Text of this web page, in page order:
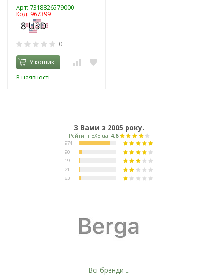
Арт: 7318826579000
Код: 967399
0
У кошик
В наявності
З Вами з 2005 року.
Всі бренди ...